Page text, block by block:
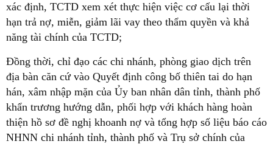
xác định, TCTD xem xét thực hiện việc cơ cấu lại thời
hạn trả nợ, miễn, giảm lãi vay theo thẩm quyền và khả
năng tài chính của TCTD;
Đồng thời, chỉ đạo các chi nhánh, phòng giao dịch trên
địa bàn căn cứ vào Quyết định công bố thiên tai do hạn
hán, xâm nhập mặn của Ủy ban nhân dân tỉnh, thành phố
khẩn trương hướng dẫn, phối hợp với khách hàng hoàn
thiện hồ sơ đề nghị khoanh nợ và tổng hợp số liệu báo cáo
NHNN chi nhánh tỉnh, thành phố và Trụ sở chính của